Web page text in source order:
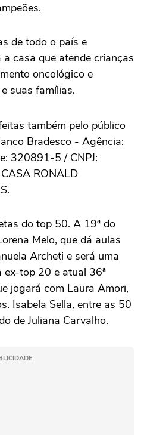
de todo o país e
casa que atende crianças
oncológico e
suas famílias.
também pelo público
Bradesco - Agência:
320891-5 / CNPJ:
RONALD
do top 50. A 19ª do
Melo, que dá aulas
Archeti e será uma
top 20 e atual 36ª
jogará com Laura Amori,
Isabela Sella, entre as 50
de Juliana Carvalho.